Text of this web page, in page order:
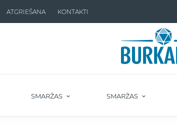
ATGRIEŠANA KONTAKTI
SMARŽAS SMARŽAS